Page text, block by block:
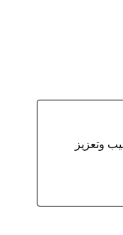
وتعزيز